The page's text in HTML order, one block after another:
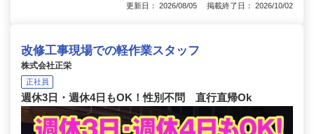
更新日： 2026/08/05 掲載終了日： 2026/10/02
改修工事現場での軽作業スタッフ
株式会社正栄
正社員
週休3日・週休4日もOK！性別不問 直行直帰Ok